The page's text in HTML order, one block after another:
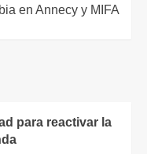
en Annecy y MIFA
para reactivar la